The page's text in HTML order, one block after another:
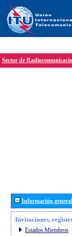
Sector de
Información general
Invitaciones,
Estados Miembros